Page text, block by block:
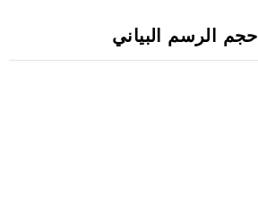
حجم الرسم البياني